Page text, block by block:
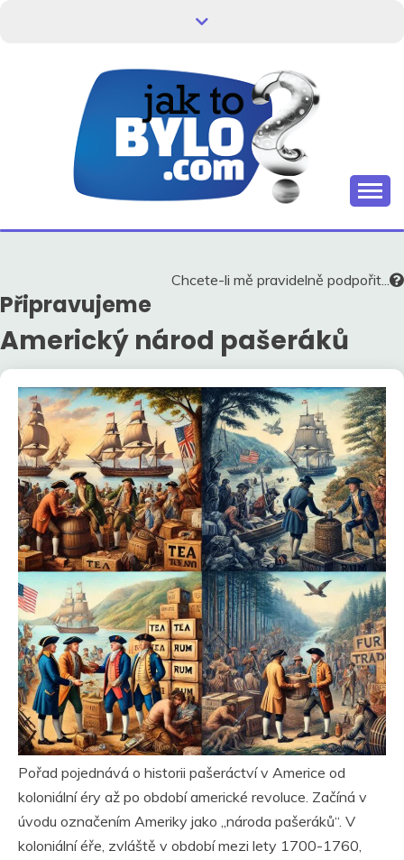
HISTORIE V
SOUVISLOSTECH
Chcete-li mě pravidelně podpořit...
Připravujeme
Americký národ pašeráků
Pořad pojednává o historii pašeráctví v Americe od
koloniální éry až po období americké revoluce. Začíná v
úvodu označením Ameriky jako „národa pašeráků“. V
koloniální éře, zvláště v období mezi lety 1700-1760,